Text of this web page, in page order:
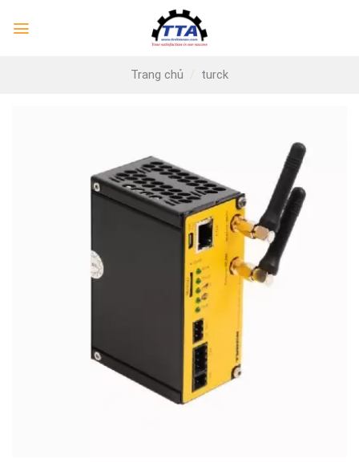
Trang chủ / turck